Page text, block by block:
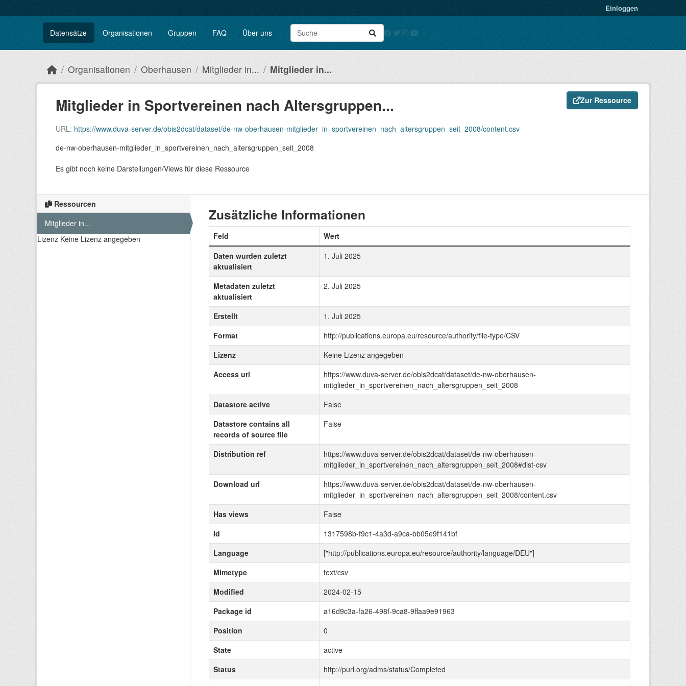
Einloggen
Datensätze Organisationen Gruppen FAQ Über uns
Organisationen Oberhausen Mitglieder in... Mitglieder in...
Zur Ressource
Mitglieder in Sportvereinen nach Altersgruppen...
URL: https://www.duva-server.de/obis2dcat/dataset/de-nw-oberhausen-mitglieder_in_sportvereinen_nach_altersgruppen_seit_2008/content.csv
de-nw-oberhausen-mitglieder_in_sportvereinen_nach_altersgruppen_seit_2008
Es gibt noch keine Darstellungen/Views für diese Ressource
Ressourcen
Mitglieder in...
Lizenz Keine Lizenz angegeben
Zusätzliche Informationen
Feld
Wert
Daten wurden zuletzt
aktualisiert
1. Juli 2025
Metadaten zuletzt
aktualisiert
2. Juli 2025
Erstellt
1. Juli 2025
Format
http://publications.europa.eu/resource/authority/file-type/CSV
Lizenz
Keine Lizenz angegeben
Access url
https://www.duva-server.de/obis2dcat/dataset/de-nw-oberhausen-
mitglieder_in_sportvereinen_nach_altersgruppen_seit_2008
Datastore active
False
Datastore contains all
records of source file
False
Distribution ref
https://www.duva-server.de/obis2dcat/dataset/de-nw-oberhausen-
mitglieder_in_sportvereinen_nach_altersgruppen_seit_2008#dist-csv
Download url
https://www.duva-server.de/obis2dcat/dataset/de-nw-oberhausen-
mitglieder_in_sportvereinen_nach_altersgruppen_seit_2008/content.csv
Has views
False
Id
1317598b-f9c1-4a3d-a9ca-bb05e9f141bf
Language
["http://publications.europa.eu/resource/authority/language/DEU"]
Mimetype
text/csv
Modified
2024-02-15
Package id
a16d9c3a-fa26-498f-9ca8-9ffaa9e91963
Position
0
State
active
Status
http://purl.org/adms/status/Completed